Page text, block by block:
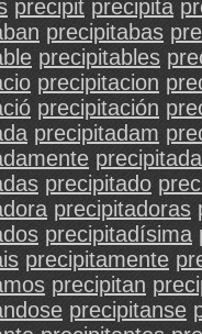
precipit precipita
precipitabas
precipitables
precipitacion
precipitación
precipitadam
precipitado
precipitadoras
precipitadísima
precipitamente
precipitan
precipitanse